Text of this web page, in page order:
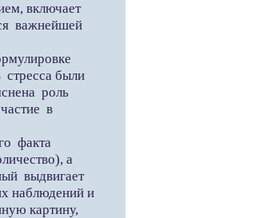
включает
важнейшей
стресса были
роль
в
факта
а
выдвигает
наблюдений и
картину,